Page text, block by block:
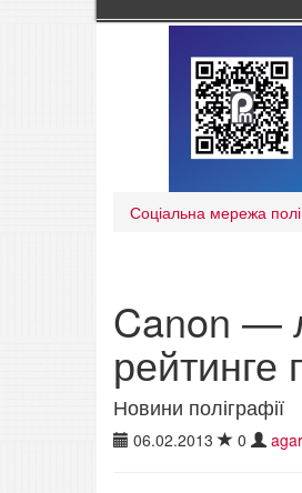
Соціальна мережа
Canon —
Новини поліграфії
06.02.2013 0